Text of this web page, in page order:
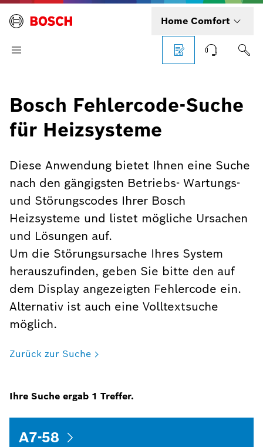
Home Comfort
Bosch Fehlercode-Suche
für Heizsysteme
Diese Anwendung bietet Ihnen eine Suche
nach den gängigsten Betriebs- Wartungs-
und Störungscodes Ihrer Bosch
Heizsysteme und listet mögliche Ursachen
und Lösungen auf.
Um die Störungsursache Ihres System
herauszufinden, geben Sie bitte den auf
dem Display angezeigten Fehlercode ein.
Alternativ ist auch eine Volltextsuche
möglich.
Zurück zur Suche
Ihre Suche ergab 1 Treffer.
A7-58